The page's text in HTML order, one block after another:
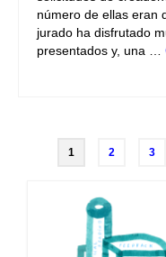
número de ellas eran
jurado ha disfrutado
presentados y, una …
Navegación
entradas
1 2 3